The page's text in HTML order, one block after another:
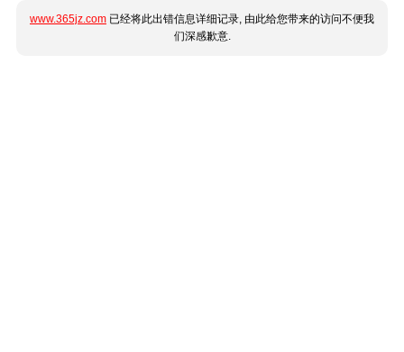
www.365jz.com 已经将此出错信息详细记录, 由此给您带来的访问不便我
们深感歉意.